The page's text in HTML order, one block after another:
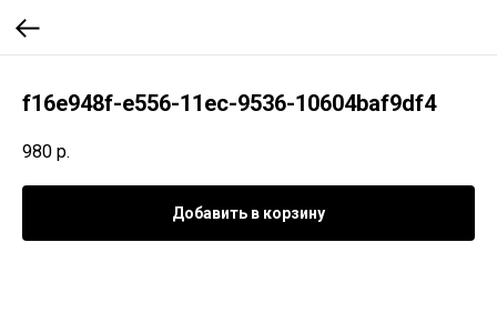
f16e948f-e556-11ec-9536-10604baf9df4
980 р.
Добавить в корзину